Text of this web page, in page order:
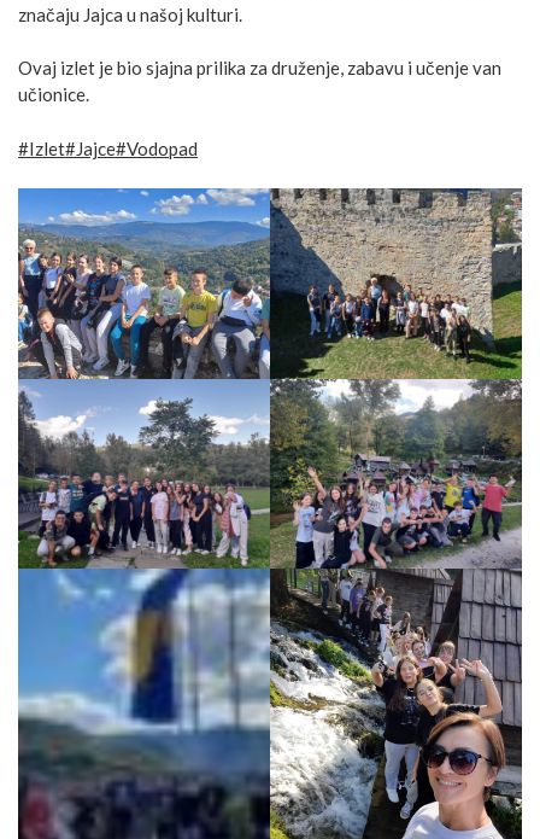
značaju Jajca u našoj kulturi.
Ovaj izlet je bio sjajna prilika za druženje, zabavu i učenje van
učionice.
#Izlet#Jajce#Vodopad